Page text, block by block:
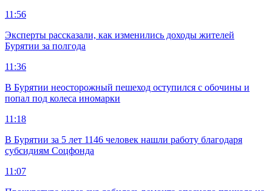
11:56
Эксперты рассказали, как изменились доходы жителей
Бурятии за полгода
11:36
В Бурятии неосторожный пешеход оступился с обочины и
попал под колеса иномарки
11:18
В Бурятии за 5 лет 1146 человек нашли работу благодаря
субсидиям Соцфонда
11:07